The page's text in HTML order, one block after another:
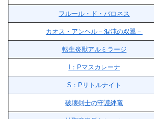
フルール・ド・バロネス
カオス・アンヘル－混沌の双翼－
転生炎獣アルミラージ
I：Pマスカレーナ
S：Pリトルナイト
破壊剣士の守護絆竜